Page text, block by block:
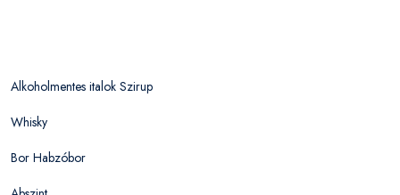
Alkoholmentes italok Szirup
Whisky
Bor Habzóbor